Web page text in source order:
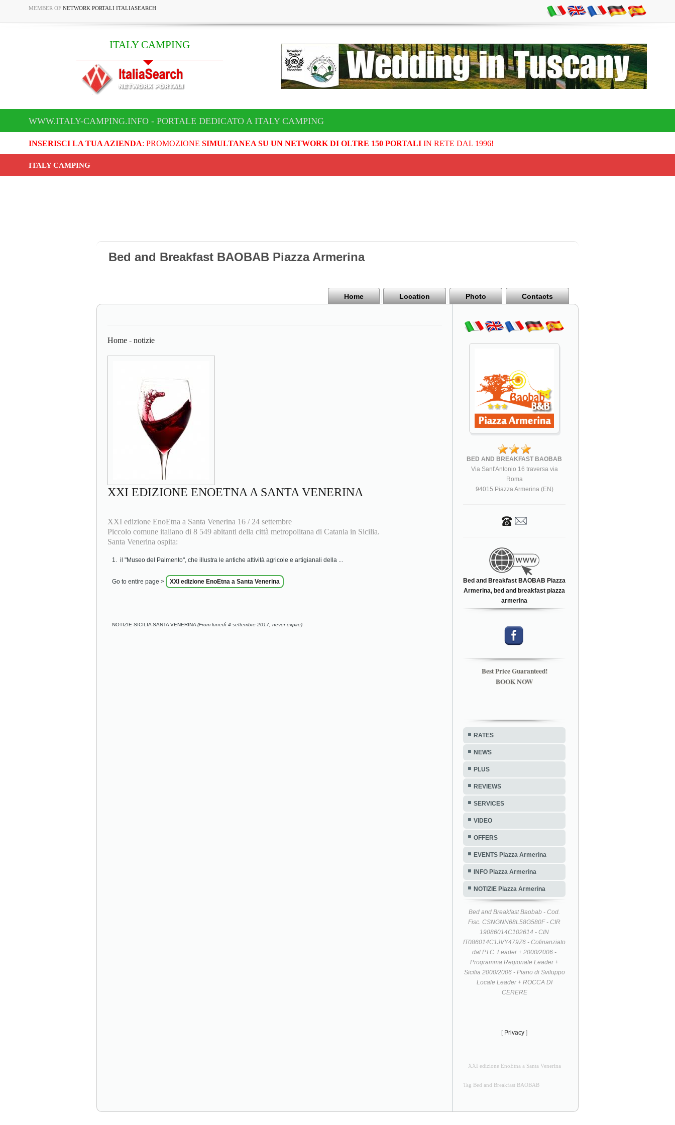
MEMBER OF NETWORK PORTALI ITALIASEARCH
ITALY CAMPING
WWW.ITALY-CAMPING.INFO - PORTALE DEDICATO A ITALY CAMPING
INSERISCI LA TUA AZIENDA: PROMOZIONE SIMULTANEA SU UN NETWORK DI OLTRE 150 PORTALIIN RETE DAL 1996!
ITALY CAMPING
Bed and Breakfast BAOBAB Piazza Armerina
Home Location Photo Contacts
Home - notizie
XXI EDIZIONE ENOETNA A SANTA VENERINA
XXI edizione EnoEtna a Santa Venerina 16 / 24 settembre
Piccolo comune italiano di 8 549 abitanti della città metropolitana di Catania in Sicilia.
Santa Venerina ospita:
il "Museo del Palmento", che illustra le antiche attività agricole e artigianali della ...
Go to entire page > XXI edizione EnoEtna a Santa Venerina
NOTIZIE SICILIA SANTA VENERINA (From lunedì 4 settembre 2017, never expire)
BED AND BREAKFAST BAOBAB
Via Sant'Antonio 16 traversa via
Roma
94015 Piazza Armerina (EN)
Bed and Breakfast BAOBAB Piazza
Armerina, bed and breakfast piazza
armerina
Best Price Guaranteed!
BOOK NOW
RATES
NEWS
PLUS
REVIEWS
SERVICES
VIDEO
OFFERS
EVENTS Piazza Armerina
INFO Piazza Armerina
NOTIZIE Piazza Armerina
Bed and Breakfast Baobab - Cod.
Fisc. CSNGNN68L58G580F - CIR
19086014C102614 - CIN
IT086014C1JVY479Z6 - Cofinanziato
dal P.I.C. Leader + 2000/2006 -
Programma Regionale Leader +
Sicilia 2000/2006 - Piano di Sviluppo
Locale Leader + ROCCA DI
CERERE
[ Privacy ]
XXI edizione EnoEtna a Santa Venerina
Tag Bed and Breakfast BAOBAB